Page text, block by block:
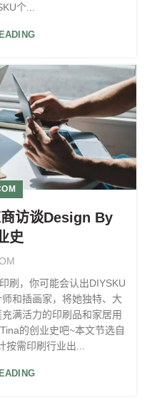
个...
访谈Design By
史
刷，你可能会认出DIYSKU
和插画家，将她独特、大
满活力的印刷品和家居用
的创业史吧~本文节选自
按需印刷行业出...